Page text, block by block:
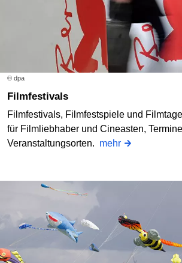
© dpa
Filmfestivals
Filmfestivals, Filmfestspiele und
für Filmliebhaber und Cineasten,
Veranstaltungsorten. mehr